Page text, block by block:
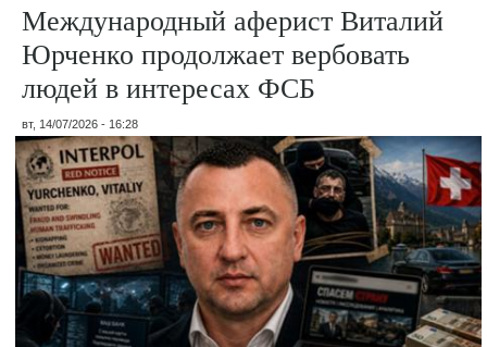
Международный аферист Виталий
Юрченко продолжает вербовать
людей в интересах ФСБ
вт, 14/07/2026 - 16:28